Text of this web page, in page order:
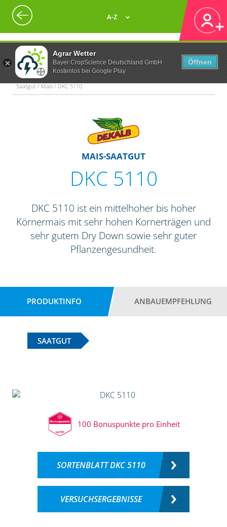
Agrar Wetter
Bayer CropScience Deutschland GmbH
Kostenlos bei Google Play
Öffnen
A-Z
Saatgut / Mais / DKC 5110
MAIS-SAATGUT
DKC 5110
DKC 5110 ist ein mittelhoher bis hoher
Körnermais mit sehr hohen Kornerträgen und
sehr gutem Dry Down sowie sehr guter
Pflanzengesundheit.
PRODUKTINFO ANBAUEMPFEHLUNG
SAATGUT
100 Bonuspunkte pro Einheit
SORTENBLATT DKC 5110
VERSUCHSERGEBNISSE